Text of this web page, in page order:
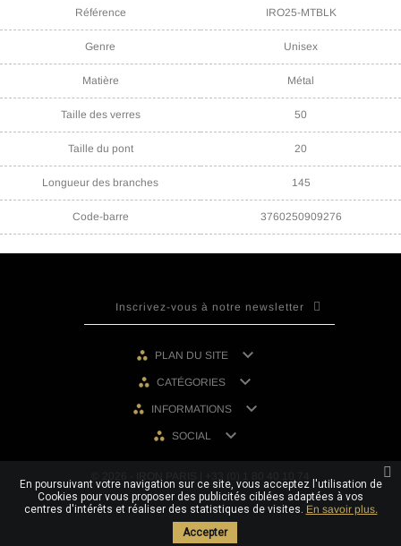
Référence IRO25-MTBLK
Genre Unisex
Matière Métal
Taille des verres 50
Taille du pont 20
Longueur des branches 145
Code-barre 3760250909276
PLAN DU SITE 
CATÉGORIES 
INFORMATIONS 
SOCIAL 
En poursuivant votre navigation sur ce site, vous acceptez l'utilisation de
Cookies pour vous proposer des publicités ciblées adaptées à vos
centres d'intérêts et réaliser des statistiques de visites. En savoir plus.
Accepter